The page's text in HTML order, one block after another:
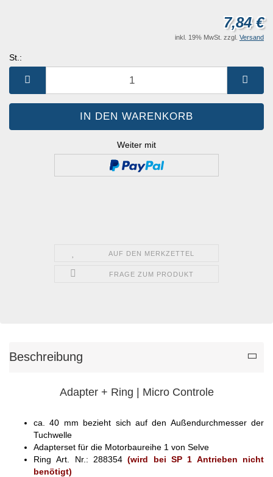
7,84 €
inkl. 19% MwSt. zzgl. Versand
St.:
Weiter mit
AUF DEN MERKZETTEL
FRAGE ZUM PRODUKT
Beschreibung
Adapter + Ring | Micro Controle
ca. 40 mm bezieht sich auf den Außendurchmesser der
Tuchwelle
Adapterset für die Motorbaureihe 1 von Selve
Ring Art. Nr.: 288354(wird bei SP 1 Antrieben nicht
benötigt)